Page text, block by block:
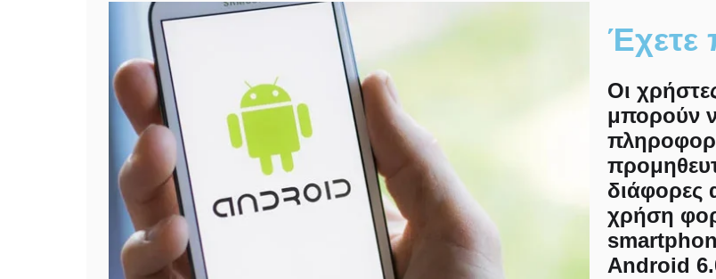
Έχετε
Οι
μπορούν
διάφορες
χρήση
Android